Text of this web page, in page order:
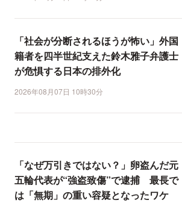
「社会が分断されるほうが怖い」外国
籍者を四半世紀支えた鈴木雅子弁護士
が危惧する日本の排外化
2026年08月07日 10時30分
「なぜ万引きではない？」卵盗んだ元
五輪代表が“強盗致傷”で逮捕 最長で
は「無期」の重い容疑となったワケ